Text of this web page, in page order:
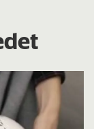
se store
seg også
eller i